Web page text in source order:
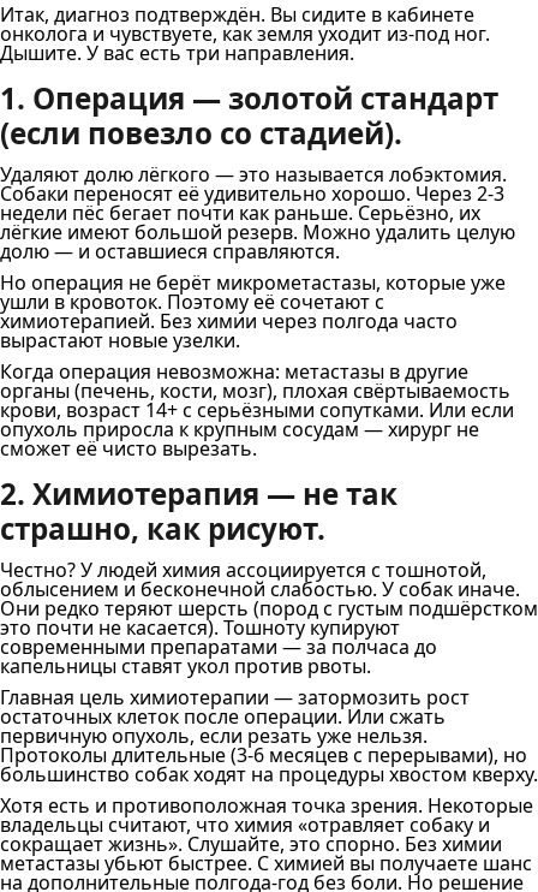
Итак, диагноз подтверждён. Вы сидите в кабинете
онколога и чувствуете, как земля уходит из-под ног.
Дышите. У вас есть три направления.
1. Операция — золотой стандарт
(если повезло со стадией).
Удаляют долю лёгкого — это называется лобэктомия.
Собаки переносят её удивительно хорошо. Через 2-3
недели пёс бегает почти как раньше. Серьёзно, их
лёгкие имеют большой резерв. Можно удалить целую
долю — и оставшиеся справляются.
Но операция не берёт микрометастазы, которые уже
ушли в кровоток. Поэтому её сочетают с
химиотерапией. Без химии через полгода часто
вырастают новые узелки.
Когда операция невозможна: метастазы в другие
органы (печень, кости, мозг), плохая свёртываемость
крови, возраст 14+ с серьёзными сопутками. Или если
опухоль приросла к крупным сосудам — хирург не
сможет её чисто вырезать.
2. Химиотерапия — не так
страшно, как рисуют.
Честно? У людей химия ассоциируется с тошнотой,
облысением и бесконечной слабостью. У собак иначе.
Они редко теряют шерсть (пород с густым подшёрстком
это почти не касается). Тошноту купируют
современными препаратами — за полчаса до
капельницы ставят укол против рвоты.
Главная цель химиотерапии — затормозить рост
остаточных клеток после операции. Или сжать
первичную опухоль, если резать уже нельзя.
Протоколы длительные (3-6 месяцев с перерывами), но
большинство собак ходят на процедуры хвостом кверху.
Хотя есть и противоположная точка зрения. Некоторые
владельцы считают, что химия «отравляет собаку и
сокращает жизнь». Слушайте, это спорно. Без химии
метастазы убьют быстрее. С химией вы получаете шанс
на дополнительные полгода-год без боли. Но решение